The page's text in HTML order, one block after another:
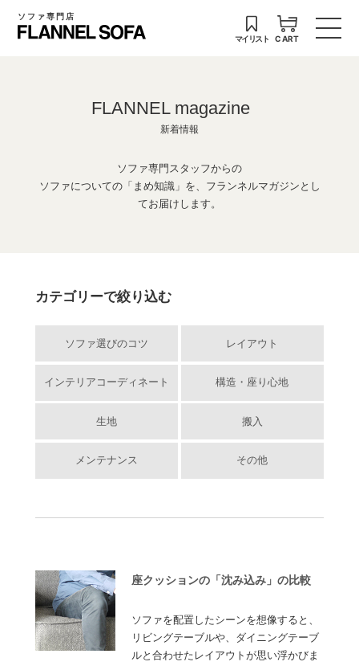
ソファ専門店
マイリスト CART
FLANNEL magazine
新着情報
ソファ専門スタッフからの
ソファについての「まめ知識」を、フランネルマガジンとし
てお届けします。
カテゴリーで絞り込む
ソファ選びのコツ レイアウト
インテリアコーディネート 構造・座り心地
生地 搬入
メンテナンス その他
座クッションの「沈み込み」の比較
ソファを配置したシーンを想像すると、
リビングテーブルや、ダイニングテーブ
ルと合わせたレイアウトが思い浮かびま